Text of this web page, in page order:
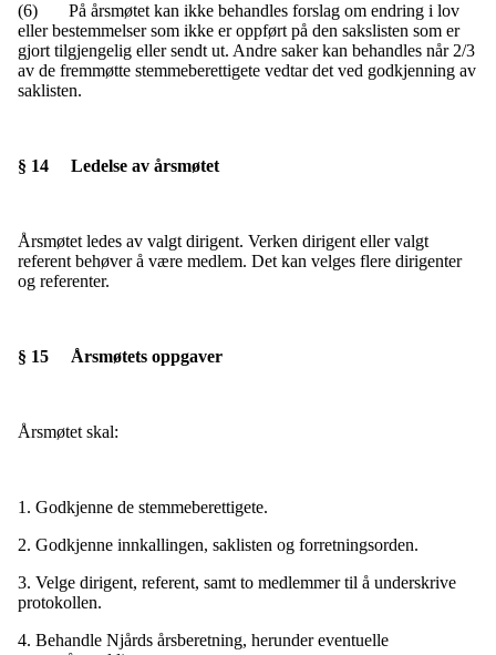
(6) På årsmøtet kan ikke behandles forslag om endring i lov
eller bestemmelser som ikke er oppført på den sakslisten som er
gjort tilgjengelig eller sendt ut. Andre saker kan behandles når 2/3
av de fremmøtte stemmeberettigete vedtar det ved godkjenning av
saklisten.
§ 14 Ledelse av årsmøtet
Årsmøtet ledes av valgt dirigent. Verken dirigent eller valgt
referent behøver å være medlem. Det kan velges flere dirigenter
og referenter.
§ 15 Årsmøtets oppgaver
Årsmøtet skal:
1. Godkjenne de stemmeberettigete.
2. Godkjenne innkallingen, saklisten og forretningsorden.
3. Velge dirigent, referent, samt to medlemmer til å underskrive
protokollen.
4. Behandle Njårds årsberetning, herunder eventuelle